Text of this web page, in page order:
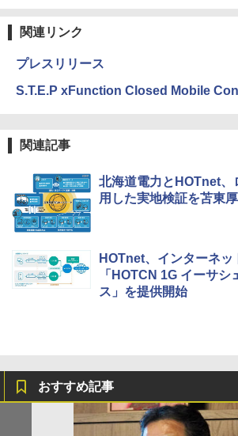
関連リンク
プレスリリース
S.T.E.P xFunction Closed Mobile
関連記事
北海道電力とHOTnet、
用した実地検証を苫東
HOTnet、インターネッ
「HOTCN 1G イーサシ
ス」を提供開始
おすすめ記事